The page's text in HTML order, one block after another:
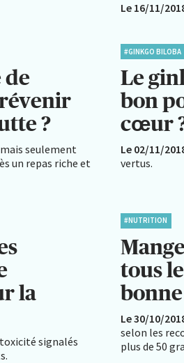
Le 16/11/
de
?
seulement
un repas riche et
#GINKGO BILOBA
Le
bon
cœur
Le 02/11/
vertus.
la
toxicité signalés
#NUTRITION
tous
Le 30/10/
selon les
plus de 50